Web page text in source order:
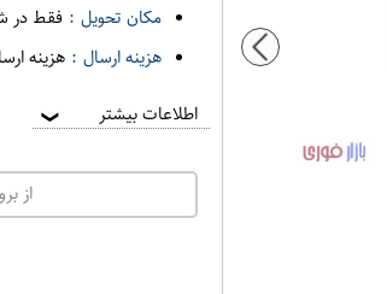
مکان تحویل : فقط در
هزینه ارسال : هزینه
اطلاعات بیشتر ❯
از